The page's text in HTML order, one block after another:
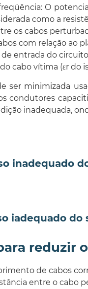
O
como a
os cabos
com relação ao
entrada do
cabo vítima (εr do
ser minimizada
condutores
inadequada,
inadequado
iadequado
reduzir
de cabos
entre o cabo